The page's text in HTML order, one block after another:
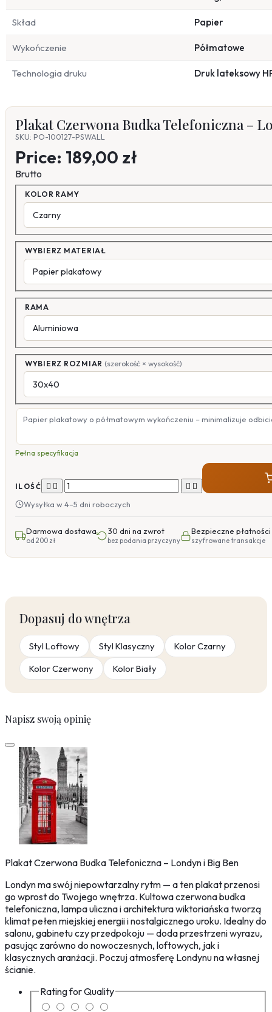
Skład Papier
Wykończenie Półmatowe
Technologia druku Druk lateksowy
Plakat Czerwona Budka Telefoniczna –
SKU: PO-100127-PSWALL
Price: 189,00 zł
Brutto
KOLOR RAMY
WYBIERZ MATERIAŁ
RAMA
WYBIERZ ROZMIAR (szerokość × wysokość)
Papier plakatowy o półmatowym wykończeniu – minimalizuje
Pełna specyfikacja
ILOŚĆ    
Wysyłka w 4–5 dni roboczych
Darmowa dostawa
od 200 zł
30 dni na zwrot
bez podania przyczyny
Bezpieczne płatności
szyfrowane transakcje
Dopasuj do wnętrza
Styl Loftowy Styl Klasyczny
Kolor Czarny
Kolor Czerwony
Kolor Biały
Napisz swoją opinię
Plakat Czerwona Budka Telefoniczna – Londyn i Big Ben
Londyn ma swój niepowtarzalny rytm — a ten plakat przenosi
go wprost do Twojego wnętrza. Kultowa czerwona budka
telefoniczna, lampa uliczna i architektura wiktoriańska tworzą
klimat pełen miejskiej energii i nostalgicznego uroku. Idealny do
salonu, gabinetu czy przedpokoju — doda przestrzeni wyrazu,
pasując zarówno do nowoczesnych, loftowych, jak i
klasycznych aranżacji. Poczuj atmosferę Londynu na własnej
ścianie.
Rating forQuality